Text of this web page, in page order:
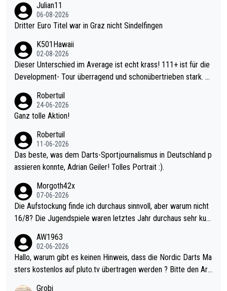
Julian11
06-08-2026
Dritter Euro Titel war in Graz nicht Sindelfingen
K501Hawaii
02-08-2026
Dieser Unterschied im Average ist echt krass! 111+ ist für die
Development- Tour überragend und schonübertrieben stark. U
mal 40+ erst recht. Da gewinnst keinen Blumentopf - ist ja noc
h krasser wie ein Pokalspiel eines Kreisligisten vs einem Bund
Robertuil
24-06-2026
Ganz tolle Aktion!
Robertuil
11-06-2026
Das beste, was dem Darts-Sportjournalismus in Deutschland p
assieren konnte, Adrian Geiler! Tolles Portrait :).
Morgoth42x
07-06-2026
Die Aufstockung finde ich durchaus sinnvoll, aber warum nicht
16/8? Die Jugendspiele waren letztes Jahr durchaus sehr kurz
Allerdings ist Mitchell Lawrie als Nummer 1 der Welt eh qualifi
ziert. Somit ändert die automatische Qualifikation des Weltmei
sters erstmal nichts. Ich denke sie wollen damit für nächstes J
AW1963
02-06-2026
Hallo, warum gibt es keinen Hinweis, dass die Nordic Darts Ma
sters kostenlos auf pluto.tv übertragen werden ? Bitte den Arti
Grobi